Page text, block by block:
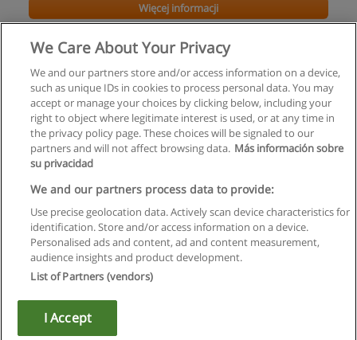
Więcej informacji
Regulamin
Polityka ochrony danych osobowych
Kontakt z Educaedu
Copyright © Educaedu Business S.L. - CIF : B-95610580: -
We Care About Your Privacy
We and our partners store and/or access information on a device,
such as unique IDs in cookies to process personal data. You may
accept or manage your choices by clicking below, including your
right to object where legitimate interest is used, or at any time in
the privacy policy page. These choices will be signaled to our
partners and will not affect browsing data. Más información sobre
su privacidad
We and our partners process data to provide:
Use precise geolocation data. Actively scan device characteristics for
identification. Store and/or access information on a device.
Personalised ads and content, ad and content measurement,
audience insights and product development.
List of Partners (vendors)
I Accept